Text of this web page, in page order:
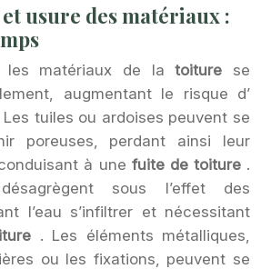
usure des matériaux :
les matériaux de latoiture se
augmentant le risque d’
Les tuiles ou ardoises peuvent se
poreuses, perdant ainsi leur
à une fuite de toiture .
sous l’effet des
l’eau s’infiltrer et nécessitant
. Les éléments métalliques,
ou les fixations, peuvent se